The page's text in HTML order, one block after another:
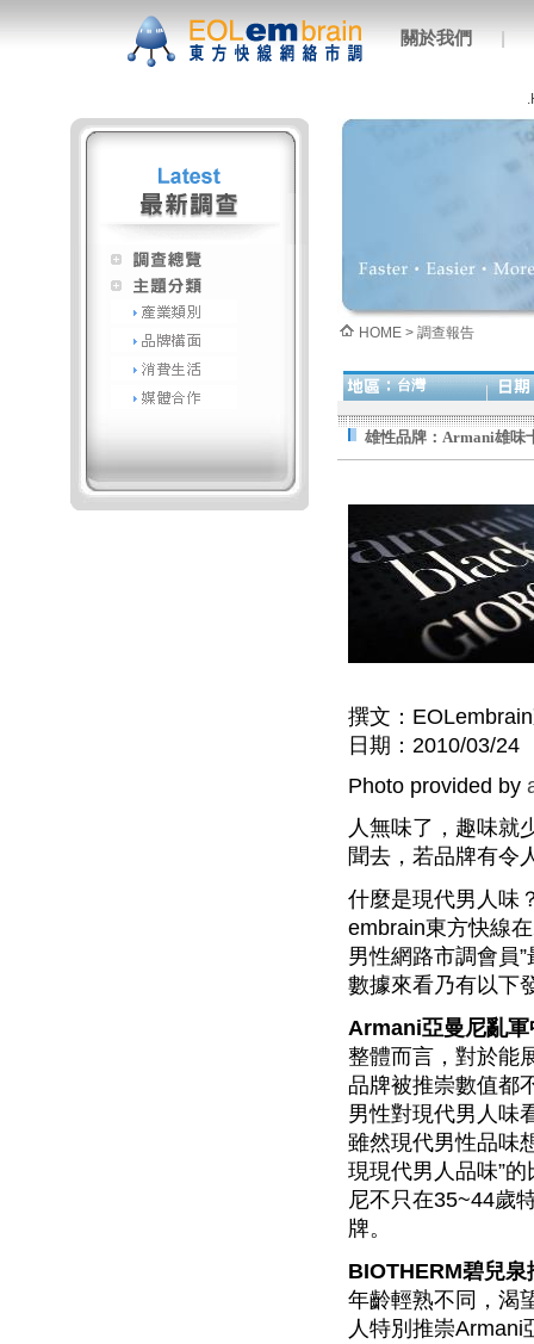
關於我們 |
HOME > 調查報告
台灣
雄性品牌：Armani雄味
撰文：
日期：2010/03/24
Photo provided by
人無味了，趣味就
聞去，若品牌有令
什麼是現代男人味
embrain東方快線
男性網路市調會員
數據來看乃有以下
Armani亞曼尼亂軍
整體而言，對於能
品牌被推崇數值都
男性對現代男人味
雖然現代男性品味
現現代男人品味”
尼不只在35~44歲
牌。
BIOTHERM碧兒
年齡輕熟不同，渴
人特別推崇Armani